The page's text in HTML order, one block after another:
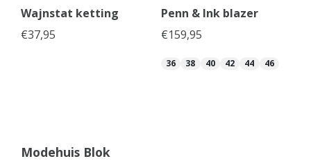
Wajnstat ketting
€37,95
Penn & Ink blazer
€159,95
36 38 40 42 44 46
Modehuis Blok